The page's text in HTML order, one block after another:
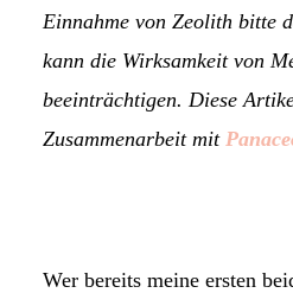
Einnahme von Zeolith bitte
kann die Wirksamkeit von
beeinträchtigen. Diese
Zusammenarbeit mit
Wer bereits meine ersten